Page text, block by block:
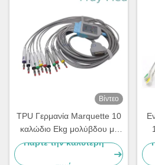
Βίντεο
TPU Γερμανία Marquette 10
καλώδιο Ekg μολύβδου με
την μπανάνα 4,0 2029893-
Πάρτε την καλύτερη